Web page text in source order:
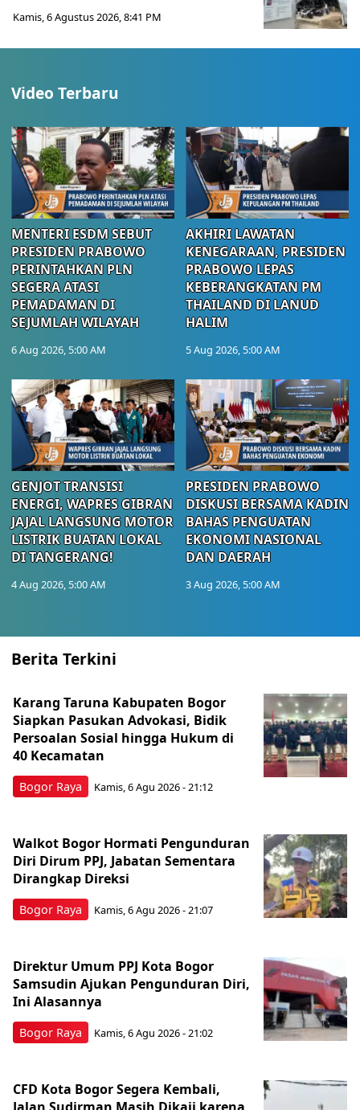
Kamis, 6 Agustus 2026, 8:41 PM
Video Terbaru
MENTERI ESDM SEBUT
PRESIDEN PRABOWO
PERINTAHKAN PLN
SEGERA ATASI
PEMADAMAN DI
SEJUMLAH WILAYAH
6 Aug 2026, 5:00 AM
AKHIRI LAWATAN
KENEGARAAN, PRESIDEN
PRABOWO LEPAS
KEBERANGKATAN PM
THAILAND DI LANUD
HALIM
5 Aug 2026, 5:00 AM
GENJOT TRANSISI
ENERGI, WAPRES GIBRAN
JAJAL LANGSUNG MOTOR
LISTRIK BUATAN LOKAL
DI TANGERANG!
4 Aug 2026, 5:00 AM
PRESIDEN PRABOWO
DISKUSI BERSAMA KADIN
BAHAS PENGUATAN
EKONOMI NASIONAL
DAN DAERAH
3 Aug 2026, 5:00 AM
Berita Terkini
Bogor Raya
Karang Taruna Kabupaten Bogor
Siapkan Pasukan Advokasi, Bidik
Persoalan Sosial hingga Hukum di
40 Kecamatan
Kamis, 6 Agu 2026 - 21:12
Bogor Raya
Walkot Bogor Hormati Pengunduran
Diri Dirum PPJ, Jabatan Sementara
Dirangkap Direksi
Kamis, 6 Agu 2026 - 21:07
Bogor Raya
Direktur Umum PPJ Kota Bogor
Samsudin Ajukan Pengunduran Diri,
Ini Alasannya
Kamis, 6 Agu 2026 - 21:02
CFD Kota Bogor Segera Kembali,